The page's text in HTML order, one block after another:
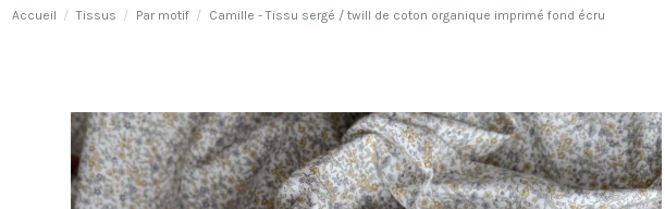
Accueil Tissus Par motif Camille - Tissu sergé / twill de coton organique imprimé fond écru